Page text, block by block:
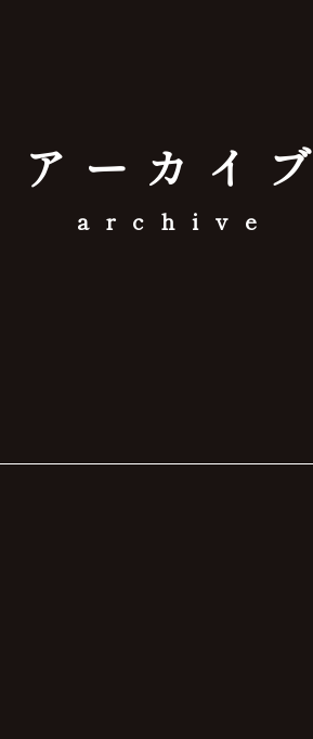
アーカイブ
archive